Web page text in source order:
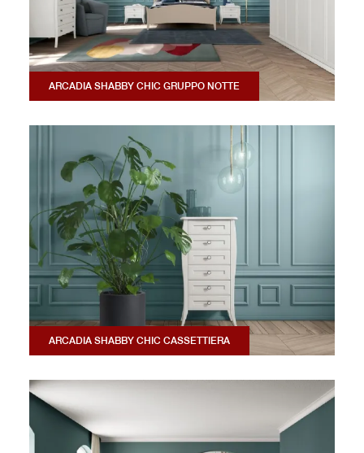
ARCADIA SHABBY CHIC GRUPPO NOTTE
ARCADIA SHABBY CHIC CASSETTIERA